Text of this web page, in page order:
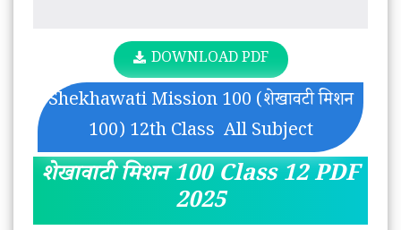
DOWNLOAD PDF
Shekhawati Mission 100 (शेखावटी मिशन
100) 12th Class All Subject
शेखावाटी मिशन 100 Class 12 PDF
2025